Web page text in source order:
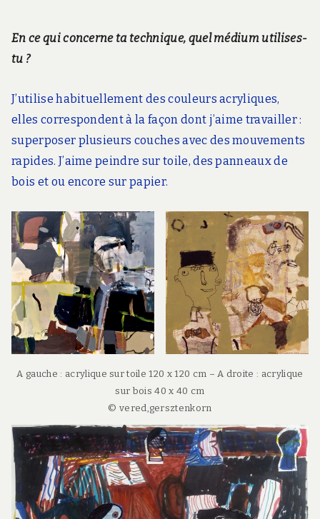
En ce qui concerne ta technique, quel médium utilises-
tu ?
J’utilise habituellement des couleurs acryliques,
elles correspondent à la façon dont j’aime travailler :
superposer plusieurs couches avec des mouvements
rapides. J’aime peindre sur toile, des panneaux de
bois et ou encore sur papier.
A gauche : acrylique sur toile 120 x 120 cm – A droite : acrylique
sur bois 40 x 40 cm
© vered,gersztenkorn